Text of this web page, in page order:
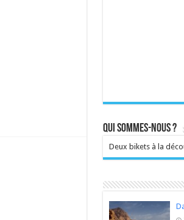
Qui sommes-nous ?
Deux bikets à la